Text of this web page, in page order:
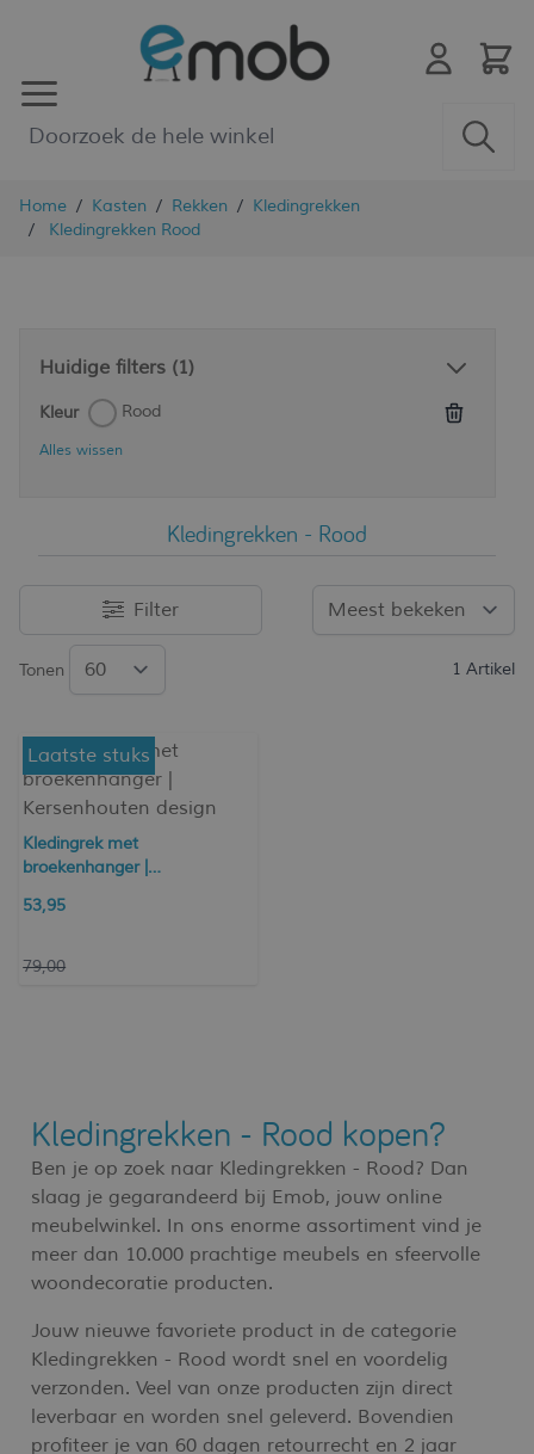
Home / Kasten / Rekken / Kledingrekken
/
Kledingrekken Rood
Huidige filters (1)
Kleur Rood
Alles wissen
Kledingrekken - Rood
Filter
Tonen 1 Artikel
Laatste stuks
Kledingrek met
broekenhanger |
53,95
79,00
Kledingrekken - Rood kopen?
Ben je op zoek naar Kledingrekken - Rood? Dan
slaag je gegarandeerd bij Emob, jouw online
meubelwinkel. In ons enorme assortiment vind je
meer dan 10.000 prachtige meubels en sfeervolle
woondecoratie producten.
Jouw nieuwe favoriete product in de categorie
Kledingrekken - Rood wordt snel en voordelig
verzonden. Veel van onze producten zijn direct
leverbaar en worden snel geleverd. Bovendien
profiteer je van 60 dagen retourrecht en 2 jaar